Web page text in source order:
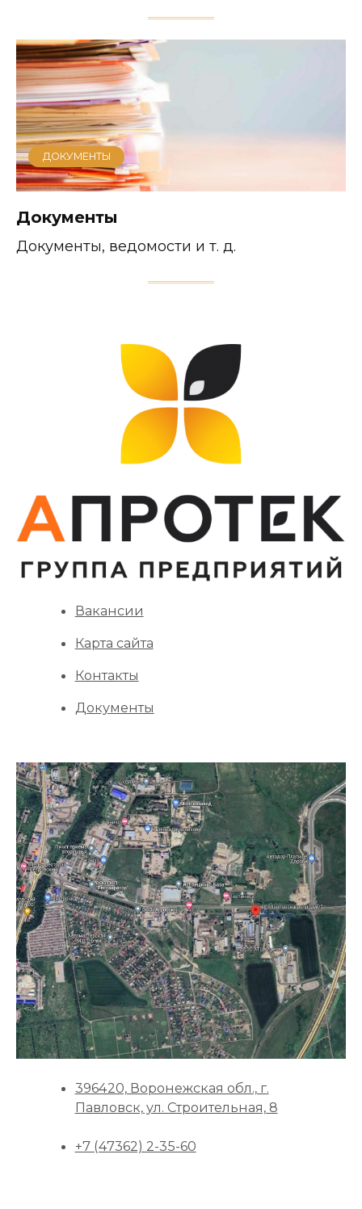
ДОКУМЕНТЫ
Документы
Документы, ведомости и т. д.
Вакансии
Карта сайта
Контакты
Документы
396420, Воронежская обл., г.
Павловск, ул. Строительная, 8
+7 (47362) 2-35-60